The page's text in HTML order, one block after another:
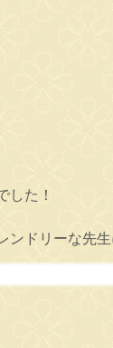
した！
ドリーな先生